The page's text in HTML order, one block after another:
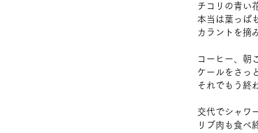
チコリの青い
本当は葉っぱ
カラントを摘
コーヒー、朝
ケールをさっ
それでもう終
交代でシャワ
リブ肉も食べ